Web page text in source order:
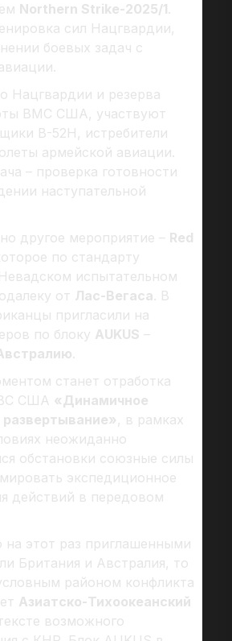
Northern Strike-2025/1.
сил Нацгвардии,
боевых задач с
Нацгвардии и резерва
ВМС США, участвуют
B-52H, истребители
армейской авиации.
– проверка готовности
наступательной
другое мероприятие – Red
по стандарту
испытательном
от Лас-Вегаса. В
пригласили на
по блоку AUKUS –
.
станет отработка
США «Динамичное
, в рамках
неожиданно
обстановки союзные силы
экспедиционное
действий в передовом
на этот раз приглашенными
Британия и Австралия, то
районом конфликта
Азиатско-Тихоокеанский
возможного